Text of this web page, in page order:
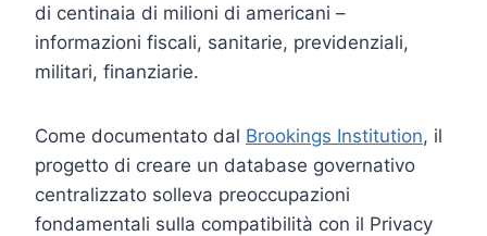
di centinaia di milioni di americani –
informazioni fiscali, sanitarie, previdenziali,
militari, finanziarie.
Come documentato dal Brookings Institution, il
progetto di creare un database governativo
centralizzato solleva preoccupazioni
fondamentali sulla compatibilità con il Privacy